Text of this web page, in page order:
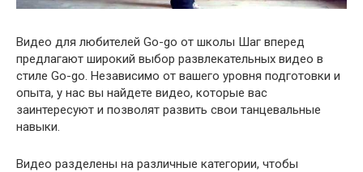
Видео для любителей Go-go от школы Шаг вперед
предлагают широкий выбор развлекательных видео в
стиле Go-go. Независимо от вашего уровня подготовки и
опыта, у нас вы найдете видео, которые вас
заинтересуют и позволят развить свои танцевальные
навыки.
Видео разделены на различные категории, чтобы